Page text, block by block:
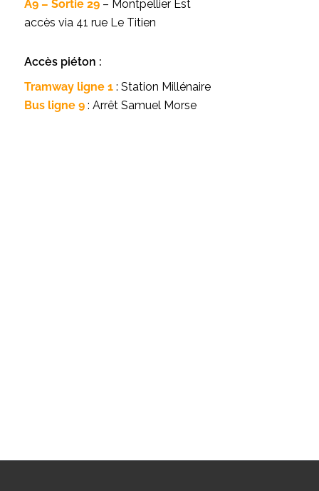
A9 – Sortie 29– Montpellier Est
accès via 41 rue Le Titien
Accès piéton :
Tramway ligne 1 : Station Millénaire
Bus ligne 9: Arrêt Samuel Morse